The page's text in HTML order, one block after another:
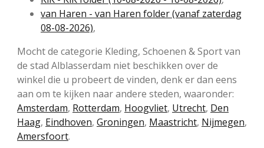
van Haren - van Haren folder (vanaf zaterdag
08-08-2026),
Mocht de categorie Kleding, Schoenen & Sport van
de stad Alblasserdam niet beschikken over de
winkel die u probeert de vinden, denk er dan eens
aan om te kijken naar andere steden, waaronder:
Amsterdam, Rotterdam, Hoogvliet, Utrecht, Den
Haag, Eindhoven, Groningen, Maastricht, Nijmegen,
Amersfoort.